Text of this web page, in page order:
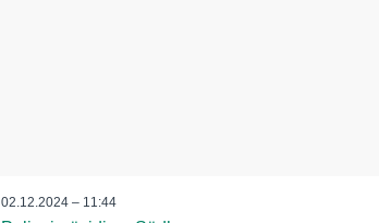
02.12.2024 – 11:44